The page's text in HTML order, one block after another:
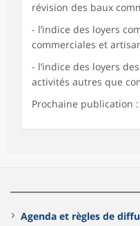
révision des baux
- l’indice des loyers
commerciales et
- l’indice des loyers
activités autres que
Prochaine publication
Agenda et règles de